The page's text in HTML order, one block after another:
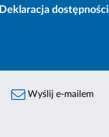
Deklaracja dostępności
Wyślij e-mailem